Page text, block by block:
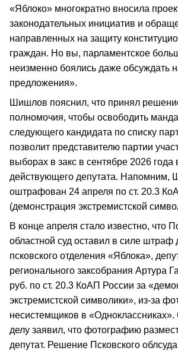
«Яблоко» многократно вносила
законодательных инициатив и
направленных на защиту
граждан. Но вы, парламентское
неизменно боялись даже обсуждать
предложения».
Шишлов пояснил, что принял
полномочия, чтобы освободить
следующего кандидата по списку
позволит представителю партии
выборах в закс в сентябре 2026 года
действующего депутата. Напомним,
оштрафован 24 апреля по ст. 20.3
(демонстрация экстремистской
В конце апреля стало известно, что
областной суд оставил в силе штраф
псковского отделения «Яблока»,
регионального заксобрания Артура
руб. по ст. 20.3 КоАП России за
экстремистской символики», из-за
несистемщиков в «Одноклассниках».
делу заявил, что фотографию
депутат. Решение Псковского